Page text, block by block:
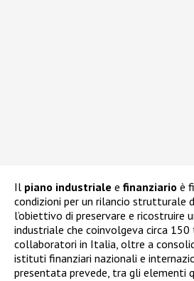
Il piano industriale e finanziario è
condizioni per un rilancio strutturale
l’obiettivo di preservare e ricostruire
industriale che coinvolgeva circa 150
collaboratori in Italia, oltre a
istituti finanziari nazionali e
presentata prevede, tra gli elementi